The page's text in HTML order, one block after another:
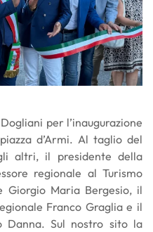
per l’inaugurazione
d’Armi. Al taglio del
altri, il presidente della
regionale al Turismo
Giorgio Maria Bergesio, il
Franco Graglia e il
Danna. Sul nostro sito la